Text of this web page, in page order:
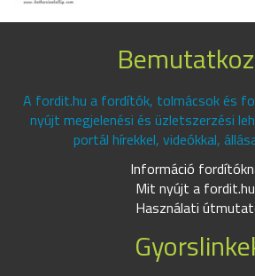
A fordit.hu a fordítók, tolmácsok és
nyújt megjelenési és üzletszerzési
portál hírekkel, videókkal,
Információ
Mit nyújt a
Használati